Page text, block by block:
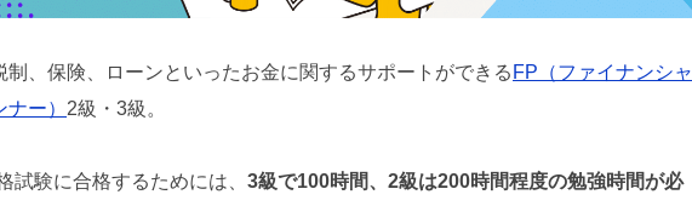
制、保険、ローンといったお金に関するサポートができる FP（ファイナンシャ
ー） 2級・3級。
試験に合格するためには、 3級で100時間、2級は200時間程度の勉強時間が必